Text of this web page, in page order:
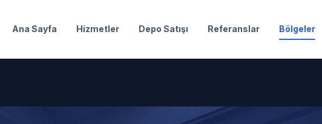
Ana Sayfa Hizmetler Depo Satışı Referanslar Bölgeler